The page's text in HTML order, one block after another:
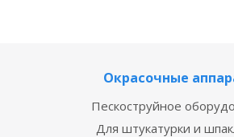
Окрасочные
Пескоструйное
Для штукатурки и